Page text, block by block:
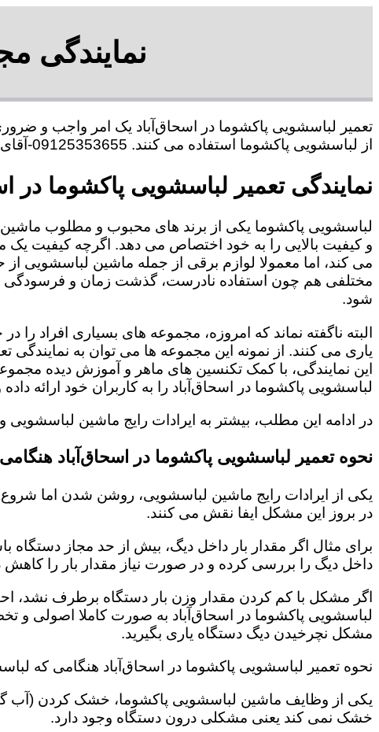
نمایندگی
تعمیر لباسشویی پاکشوما در اسحاق‌آباد یک امر واجب و
از لباسشویی پاکشوما استفاده می کنند. 09125353655-آقای هاشمی
نمایندگی تعمیر لباسشویی پاکشوما در
لباسشویی پاکشوما یکی از برند های محبوب و مطلوب
و کیفیت بالایی را به خود اختصاص می دهد. اگرچه کیفیت
می کند، اما معمولا لوازم برقی از جمله ماشین لباسشویی از
مختلفی هم چون استفاده نادرست، گذشت زمان و فرسودگی
شود.
البته ناگفته نماند که امروزه، مجموعه های بسیاری افراد را
یاری می کنند. از نمونه این مجموعه ها می توان به نمایندگی
این نمایندگی، با کمک تکنسین های ماهر و آموزش دیده
لباسشویی پاکشوما در اسحاق‌آباد را به کاربران خود
در ادامه این مطلب، بیشتر به ایرادات رایج ماشین
نحوه تعمیر لباسشویی پاکشوما در اسحاق‌آباد
یکی از ایرادات رایج ماشین لباسشویی، روشن شدن اما
در بروز این مشکل ایفا نقش می کنند.
برای مثال اگر مقدار بار داخل دیگ، بیش از حد مجاز
داخل دیگ را بررسی کرده و در صورت نیاز مقدار بار را کاهش
اگر مشکل با کم کردن مقدار وزن بار دستگاه برطرف نشد،
لباسشویی پاکشوما در اسحاق‌آباد به صورت کاملا اصولی و
مشکل نچرخیدن دیگ دستگاه یاری بگیرید.
نحوه تعمیر لباسشویی پاکشوما در اسحاق‌آباد هنگامی که
یکی از وظایف ماشین لباسشویی پاکشوما، خشک کردن (آب
خشک نمی کند یعنی مشکلی درون دستگاه وجود دارد.